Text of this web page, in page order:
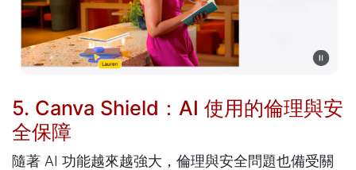
5. Canva Shield：AI 使用的倫理與安
全保障
隨著 AI 功能越來越強大，倫理與安全問題也備受關